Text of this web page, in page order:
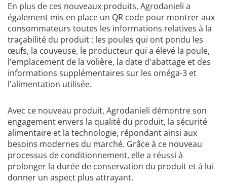
En plus de ces nouveaux produits, Agrodanieli a
également mis en place un QR code pour montrer aux
consommateurs toutes les informations relatives à la
traçabilité du produit : les poules qui ont pondu les
œufs, la couveuse, le producteur qui a élevé la poule,
l'emplacement de la volière, la date d'abattage et des
informations supplémentaires sur les oméga-3 et
l'alimentation utilisée.
Avec ce nouveau produit, Agrodanieli démontre son
engagement envers la qualité du produit, la sécurité
alimentaire et la technologie, répondant ainsi aux
besoins modernes du marché. Grâce à ce nouveau
processus de conditionnement, elle a réussi à
prolonger la durée de conservation du produit et à lui
donner un aspect plus attrayant.